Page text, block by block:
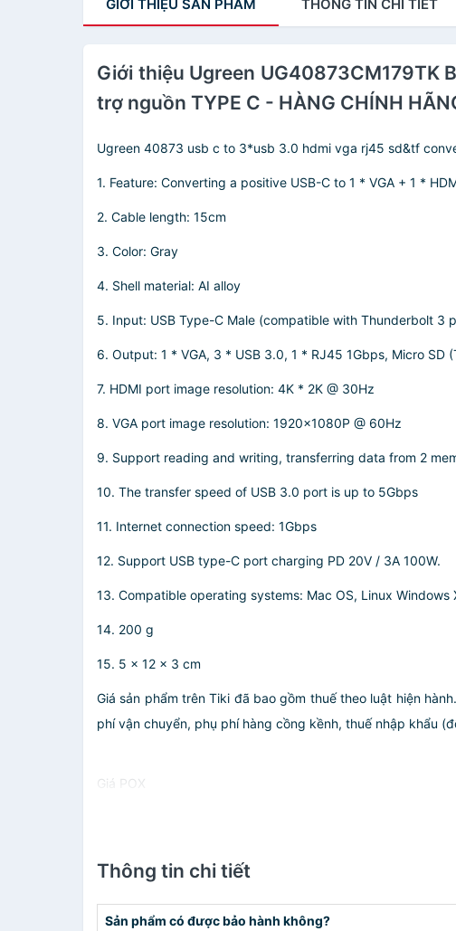
GIỚI THIỆU SẢN PHẨM THÔNG TIN CHI TIẾT
Giới thiệu Ugreen UG40873CM179TK
trợ nguồn TYPE C - HÀNG CHÍNH
Ugreen 40873 usb c to 3*usb 3.0 hdmi vga rj45 sd&tf
1. Feature: Converting a positive USB-C to 1 * VGA + 1 *
2. Cable length: 15cm
3. Color: Gray
4. Shell material: AI alloy
5. Input: USB Type-C Male (compatible with Thunderbolt 3
6. Output: 1 * VGA, 3 * USB 3.0, 1 * RJ45 1Gbps, Micro SD
7. HDMI port image resolution: 4K * 2K @ 30Hz
8. VGA port image resolution: 1920x1080P @ 60Hz
9. Support reading and writing, transferring data from 2
10. The transfer speed of USB 3.0 port is up to 5Gbps
11. Internet connection speed: 1Gbps
12. Support USB type-C port charging PD 20V / 3A 100W.
13. Compatible operating systems: Mac OS, Linux Windows
14. 200 g
15. 5 x 12 x 3 cm
Giá sản phẩm trên Tiki đã bao gồm thuế theo luật hiện
phí vận chuyển, phụ phí hàng cồng kềnh, thuế nhập khẩu
Giá POX
Thông tin chi tiết
Sản phẩm có được bảo hành không?